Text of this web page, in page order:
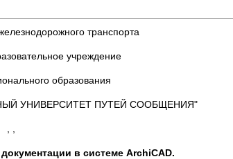
транспорта
учреждение
образования
УНИВЕРСИТЕТ ПУТЕЙ СООБЩЕНИЯ"
в системе ArchiCAD.